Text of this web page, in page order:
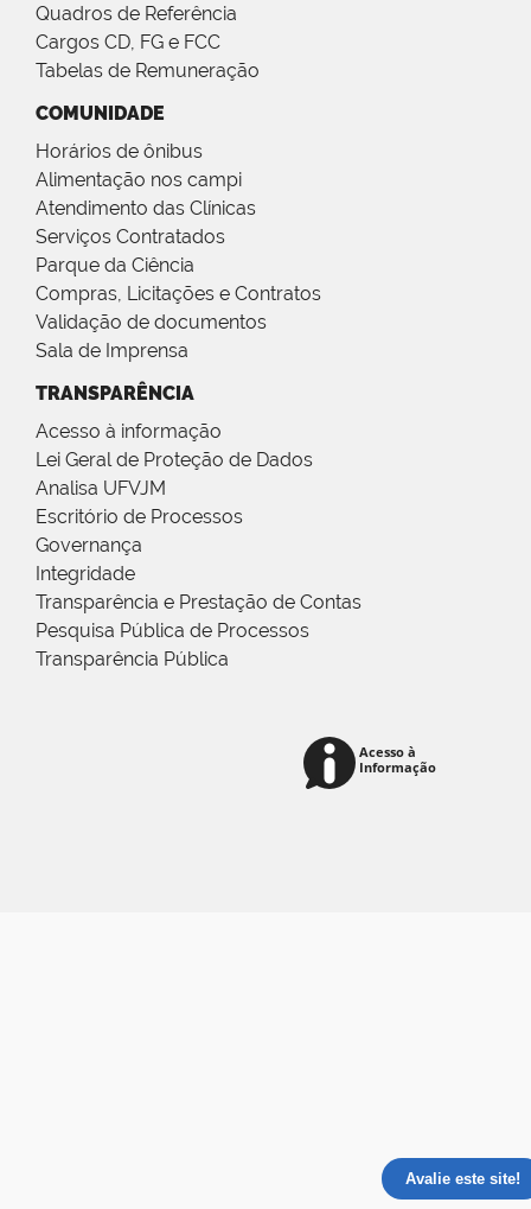
Quadros de Referência
Cargos CD, FG e FCC
Tabelas de Remuneração
COMUNIDADE
Horários de ônibus
Alimentação nos campi
Atendimento das Clínicas
Serviços Contratados
Parque da Ciência
Compras, Licitações e Contratos
Validação de documentos
Sala de Imprensa
TRANSPARÊNCIA
Acesso à informação
Lei Geral de Proteção de Dados
Analisa UFVJM
Escritório de Processos
Governança
Integridade
Transparência e Prestação de Contas
Pesquisa Pública de Processos
Transparência Pública
Avalie este site!